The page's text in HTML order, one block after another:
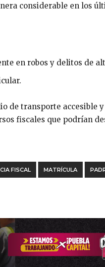
considerable en los
en robos y delitos de
de transporte accesible
fiscales que podrían
FISCAL MATRÍCULA